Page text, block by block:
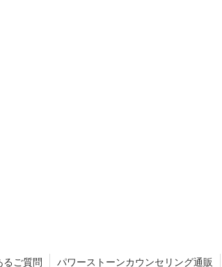
るご質問 パワーストーンカウンセリング通販